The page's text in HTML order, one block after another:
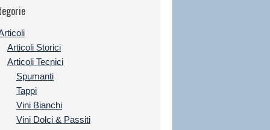
Articoli Storici
Articoli Tecnici
Spumanti
Tappi
Vini Bianchi
Vini Dolci & Passiti